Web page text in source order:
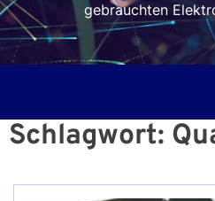
gebrauchten
Schlagwort: